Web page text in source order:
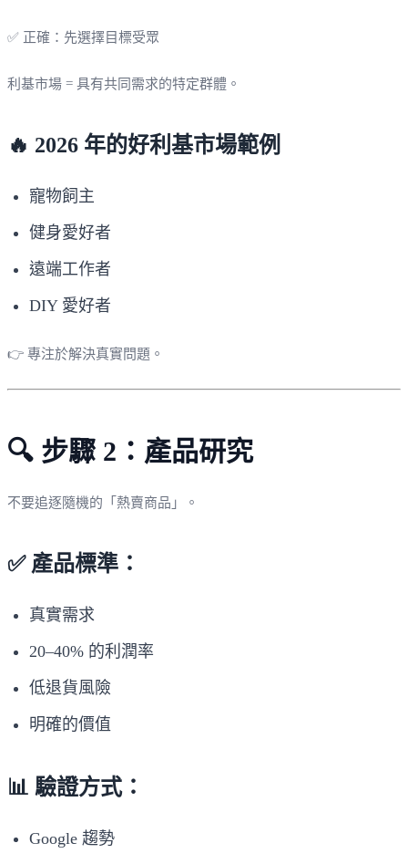
✅ 正確：先選擇目標受眾
利基市場 = 具有共同需求的特定群體。
🔥 2026 年的好利基市場範例
寵物飼主
健身愛好者
遠端工作者
DIY 愛好者
👉 專注於解決真實問題。
🔍 步驟 2：產品研究
不要追逐隨機的「熱賣商品」。
✅ 產品標準：
真實需求
20–40% 的利潤率
低退貨風險
明確的價值
📊 驗證方式：
Google 趨勢